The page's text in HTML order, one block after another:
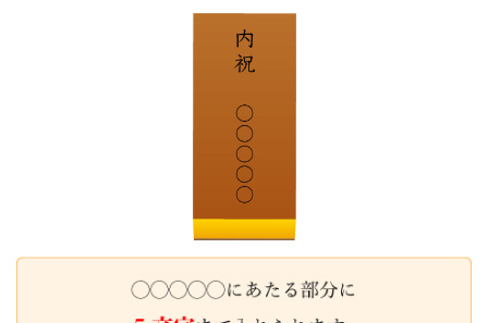
退職・異動の挨拶におすすめのお菓子ギ
フト5選